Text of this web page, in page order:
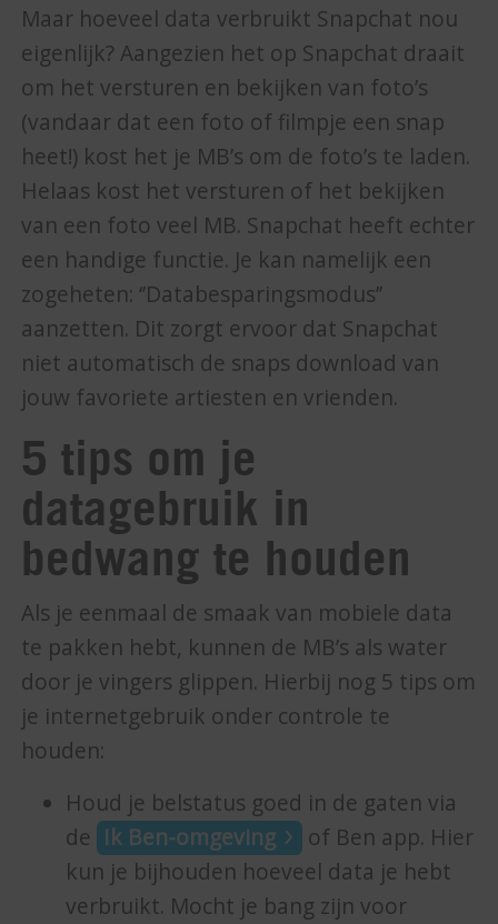
Maar hoeveel data verbruikt Snapchat nou
eigenlijk? Aangezien het op Snapchat draait
om het versturen en bekijken van foto’s
(vandaar dat een foto of filmpje een snap
heet!) kost het je MB’s om de foto’s te laden.
Helaas kost het versturen of het bekijken
van een foto veel MB. Snapchat heeft echter
een handige functie. Je kan namelijk een
zogeheten: ‘’Databesparingsmodus’’
aanzetten. Dit zorgt ervoor dat Snapchat
niet automatisch de snaps download van
jouw favoriete artiesten en vrienden.
5 tips om je
datagebruik in
bedwang te houden
Als je eenmaal de smaak van mobiele data
te pakken hebt, kunnen de MB’s als water
door je vingers glippen. Hierbij nog 5 tips om
je internetgebruik onder controle te
houden:
Houd je belstatus goed in de gaten via
de Ik Ben-omgeving
of Ben app. Hier
kun je bijhouden hoeveel data je hebt
verbruikt. Mocht je bang zijn voor